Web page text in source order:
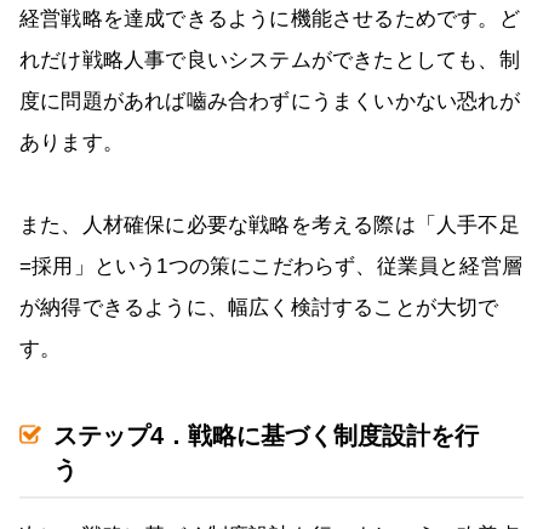
経営戦略を達成できるように機能させるためです。ど
れだけ戦略人事で良いシステムができたとしても、制
度に問題があれば嚙み合わずにうまくいかない恐れが
あります。
また、人材確保に必要な戦略を考える際は「人手不足
=採用」という1つの策にこだわらず、従業員と経営層
が納得できるように、幅広く検討することが大切で
す。
ステップ4．戦略に基づく制度設計を行
う